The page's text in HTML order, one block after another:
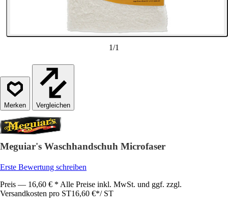
1/1
Vergleichen
Meguiar's Waschhandschuh Microfaser
Erste Bewertung schreiben
Preis — 16,60 € * Alle Preise inkl. MwSt. und ggf. zzgl.
Versandkosten pro ST16,60 €*/ ST